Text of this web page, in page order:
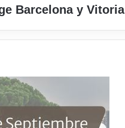
Barcelona y Vitoria